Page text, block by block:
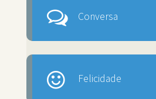
Conversa
Felicidade